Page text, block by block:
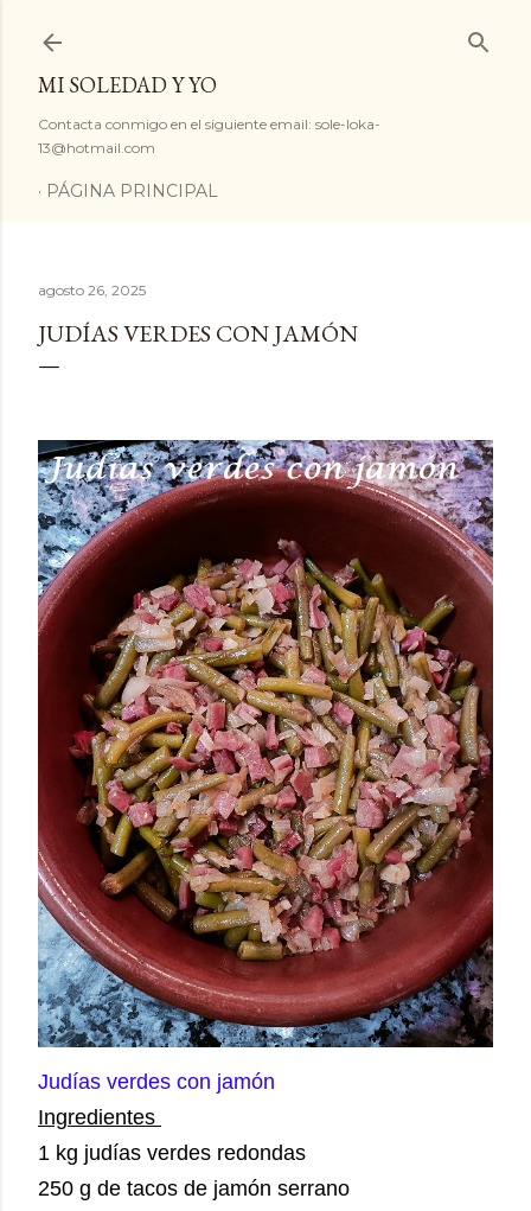
MI SOLEDAD Y YO
Contacta conmigo en el siguiente email: sole-loka-
13@hotmail.com
PÁGINA PRINCIPAL
agosto 26, 2025
JUDÍAS VERDES CON JAMÓN
Judías verdes con jamón
Ingredientes
1 kg judías verdes redondas
250 g de tacos de jamón serrano